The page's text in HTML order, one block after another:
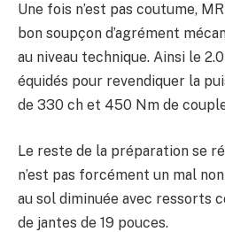
Une fois n’est pas coutume,
bon soupçon d’agrément
au niveau technique. Ainsi le
équidés pour revendiquer la
de 330 ch et 450 Nm de
Le reste de la préparation se
n’est pas forcément un mal
au sol diminuée avec ressorts
de jantes de 19 pouces.